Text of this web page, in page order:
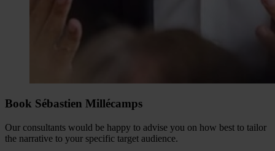
Book Sébastien Millécamps
Our consultants would be happy to advise you on how best to tailor
the narrative to your specific target audience.